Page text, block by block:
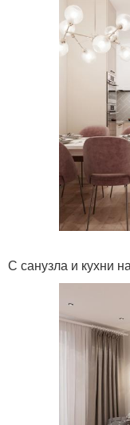
С санузла и кухни